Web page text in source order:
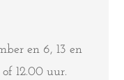
en 6, 13 en
12.00 uur.